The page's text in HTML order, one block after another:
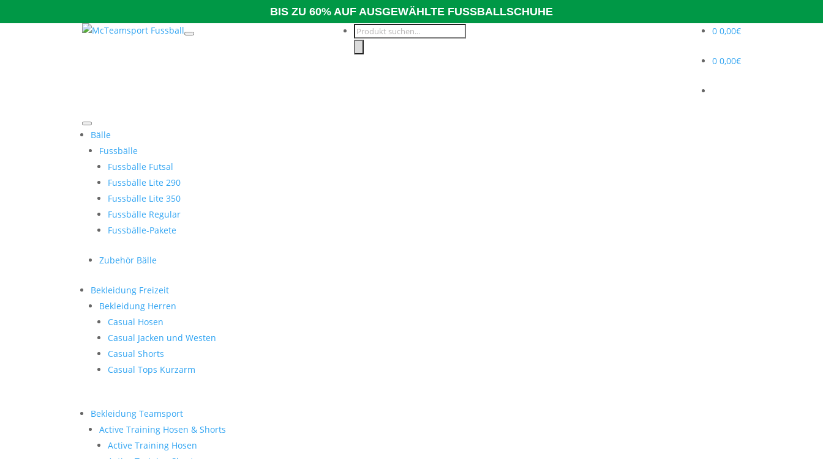
BIS ZU 60% AUF AUSGEWÄHLTE FUSSBALLSCHUHE
Products
0 0,00€
0 0,00€
Bälle
Fussbälle
Fussbälle Futsal
Fussbälle Lite 290
Fussbälle Lite 350
Fussbälle Regular
Fussbälle-Pakete
Zubehör Bälle
Bekleidung Freizeit
Bekleidung Herren
Casual Hosen
Casual Jacken und Westen
Casual Shorts
Casual Tops Kurzarm
Bekleidung Teamsport
Active Training Hosen & Shorts
Active Training Hosen